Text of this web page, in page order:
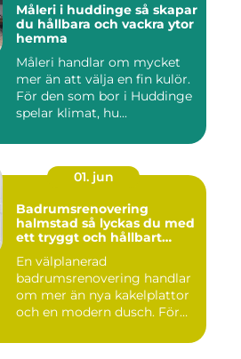
Måleri i huddinge så skapar
du hållbara och vackra ytor
hemma
Måleri handlar om mycket
mer än att välja en fin kulör.
För den som bor i Huddinge
spelar klimat, hu...
01. jun
Badrumsrenovering
halmstad så lyckas du med
ett tryggt och hållbart
En välplanerad
badrumsrenovering handlar
om mer än nya kakelplattor
och en modern dusch. För